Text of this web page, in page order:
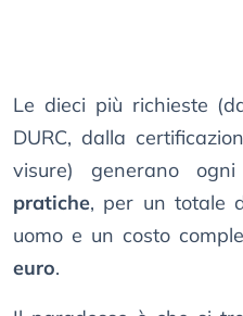
Le dieci più richieste
DURC, dalla
visure) generano
pratiche, per un totale
uomo e un costo
euro.